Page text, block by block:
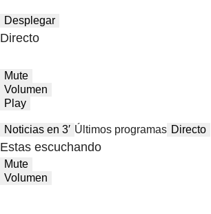
Desplegar
Directo
Mute
Volumen
Play
Noticias en 3′ Últimos programas Directo
Estas escuchando
Mute
Volumen